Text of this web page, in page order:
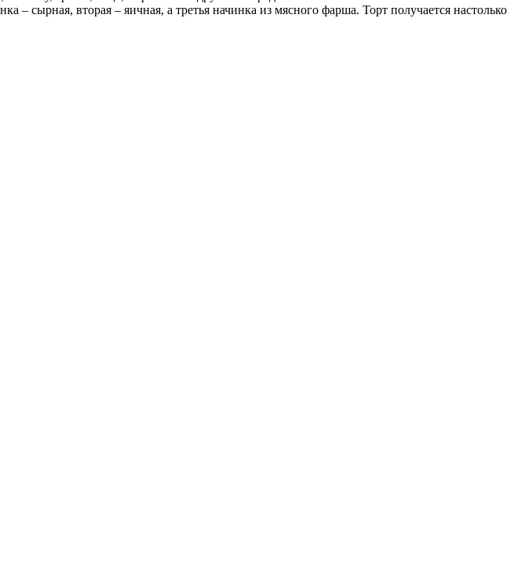
сырная, вторая – яичная, а третья начинка из мясного фарша. Торт получается настолько